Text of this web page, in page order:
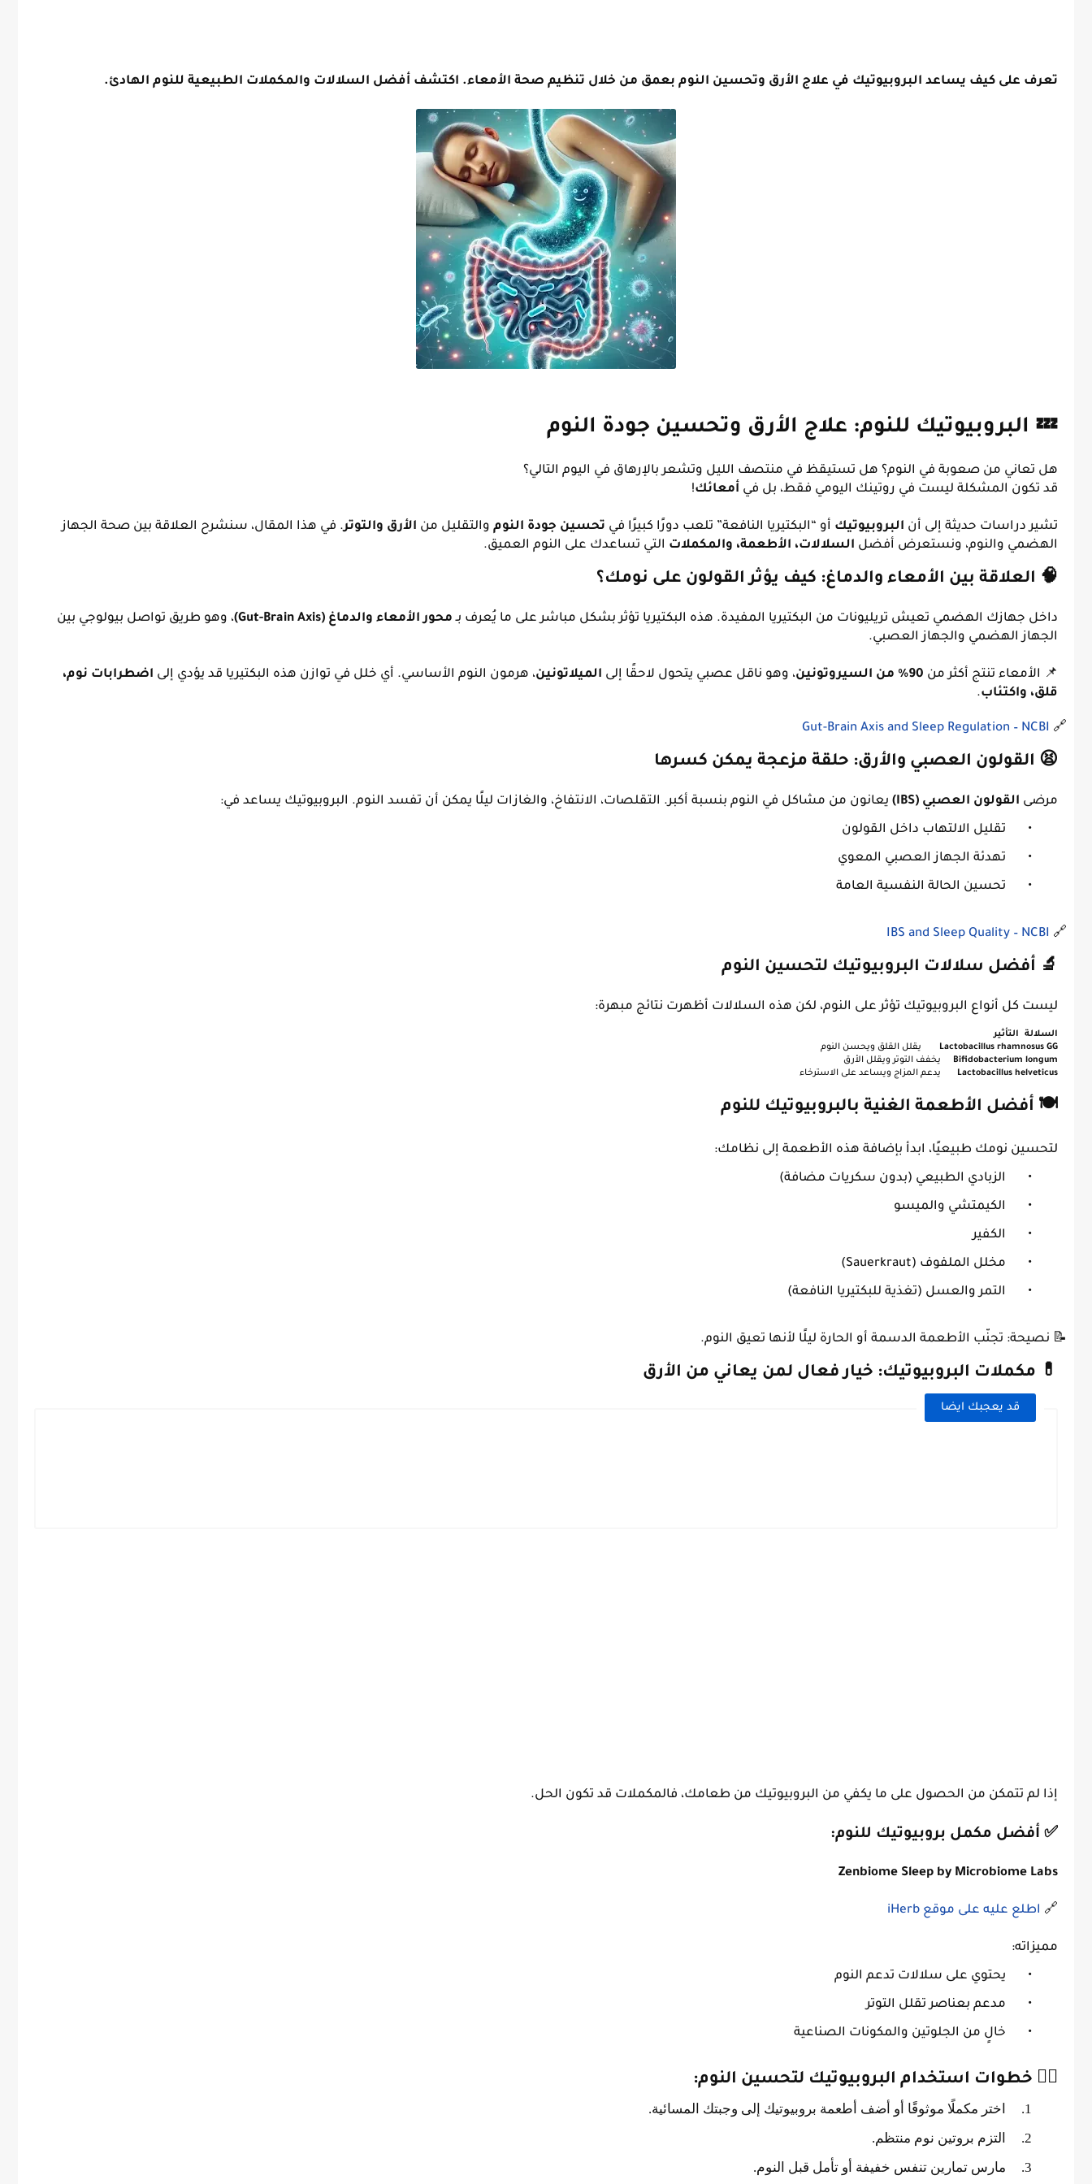
تعرف على كيف يساعد البروبيوتيك في علاج الأرق وتحسين النوم بعمق من خلال تنظيم صحة الأمعاء. اكتشف أفضل السلالات والمكملات الطبيعية للنوم الهادئ.
💤 البروبيوتيك للنوم: علاج الأرق وتحسين جودة النوم
هل تعاني من صعوبة في النوم؟ هل تستيقظ في منتصف الليل وتشعر بالإرهاق في اليوم التالي؟
قد تكون المشكلة ليست في روتينك اليومي فقط، بل في أمعائك!
تشير دراسات حديثة إلى أن البروبيوتيك أو “البكتيريا النافعة” تلعب دورًا كبيرًا في تحسين جودة النوم والتقليل من الأرق والتوتر. في هذا المقال، سنشرح العلاقة بين صحة الجهاز
الهضمي والنوم، ونستعرض أفضل السلالات، الأطعمة، والمكملات التي تساعدك على النوم العميق.
🧠 العلاقة بين الأمعاء والدماغ: كيف يؤثر القولون على نومك؟
داخل جهازك الهضمي تعيش تريليونات من البكتيريا المفيدة. هذه البكتيريا تؤثر بشكل مباشر على ما يُعرف بـ محور الأمعاء والدماغ (Gut-Brain Axis)
، وهو طريق تواصل بيولوجي بين
الجهاز الهضمي والجهاز العصبي.
📌 الأمعاء تنتج أكثر من 90% من السيروتونين ، وهو ناقل عصبي يتحول لاحقًا إلى الميلاتونين، هرمون النوم الأساسي. أي خلل في توازن هذه البكتيريا قد يؤدي إلى اضطرابات نوم،
قلق، واكتئاب.
🔗
Gut-Brain Axis and Sleep Regulation – NCBI
😫 القولون العصبي والأرق: حلقة مزعجة يمكن كسرها
مرضى القولون العصبي (IBS) يعانون من مشاكل في النوم بنسبة أكبر. التقلصات، الانتفاخ، والغازات ليلًا يمكن أن تفسد النوم. البروبيوتيك يساعد في:
• تقليل الالتهاب داخل القولون
• تهدئة الجهاز العصبي المعوي
• تحسين الحالة النفسية العامة
🔗
IBS and Sleep Quality – NCBI
🔬 أفضل سلالات البروبيوتيك لتحسين النوم
ليست كل أنواع البروبيوتيك تؤثر على النوم، لكن هذه السلالات أظهرت نتائج مبهرة:
السلالة
التأثير
Lactobacillus rhamnosus GG
يقلل القلق ويحسن النوم
Bifidobacterium longum
يخفف التوتر ويقلل الأرق
Lactobacillus helveticus
يدعم المزاج ويساعد على الاسترخاء
🍽️ أفضل الأطعمة الغنية بالبروبيوتيك للنوم
لتحسين نومك طبيعيًا، ابدأ بإضافة هذه الأطعمة إلى نظامك:
• الزبادي الطبيعي (بدون سكريات مضافة)
• الكيمتشي والميسو
• الكفير
• مخلل الملفوف (Sauerkraut)
• التمر والعسل (تغذية للبكتيريا النافعة)
📝 نصيحة: تجنّب الأطعمة الدسمة أو الحارة ليلًا لأنها تعيق النوم.
💊 مكملات البروبيوتيك: خيار فعال لمن يعاني من الأرق
قد يعجبك ايضا
إذا لم تتمكن من الحصول على ما يكفي من البروبيوتيك من طعامك، فالمكملات قد تكون الحل.
✅ أفضل مكمل بروبيوتيك للنوم:
Zenbiome Sleep by Microbiome Labs
🔗 اطلع عليه على موقع iHerb
مميزاته:
• يحتوي على سلالات تدعم النوم
• مدعم بعناصر تقلل التوتر
• خالٍ من الجلوتين والمكونات الصناعية
🧘‍♂️ خطوات استخدام البروبيوتيك لتحسين النوم:
1.
اختر مكملًا موثوقًا أو أضف أطعمة بروبيوتيك إلى وجبتك المسائية.
2.
التزم بروتين نوم منتظم.
3.
مارس تمارين تنفس خفيفة أو تأمل قبل النوم.